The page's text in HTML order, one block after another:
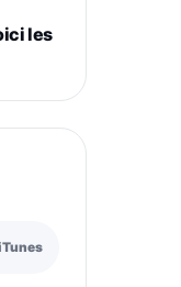
les